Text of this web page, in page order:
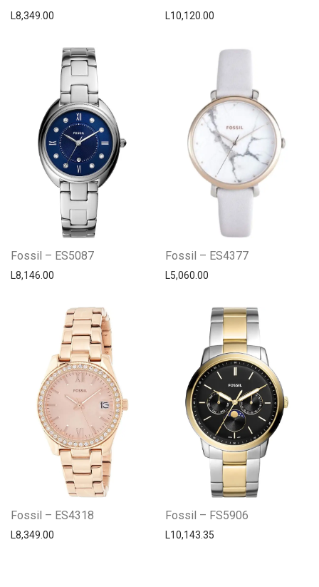
L8,349.00 L10,120.00
Fossil – ES5087
L8,146.00
Fossil – ES4377
L5,060.00
Fossil – ES4318
L8,349.00
Fossil – FS5906
L10,143.35